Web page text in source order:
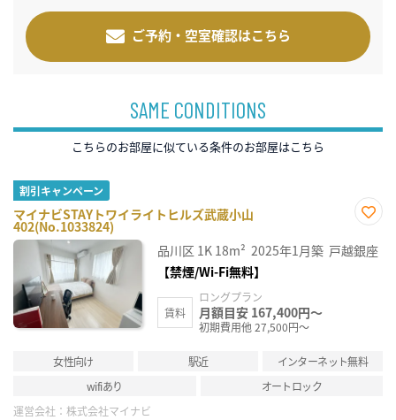
ご予約・空室確認はこちら
SAME CONDITIONS
こちらのお部屋に似ている条件のお部屋はこちら
割引キャンペーン
マイナビSTAYトワイライトヒルズ武蔵小山
402(No.1033824)
に入
り登
品川区 1K 18m² 2025年1月築 戸越銀座
【禁煙/Wi-Fi無料】
賃料
ロングプラン
月額目安 167,400円～
初期費用他 27,500円～
女性向け 駅近
インターネット無料
wifiあり
オートロック
運営会社： 株式会社マイナビ